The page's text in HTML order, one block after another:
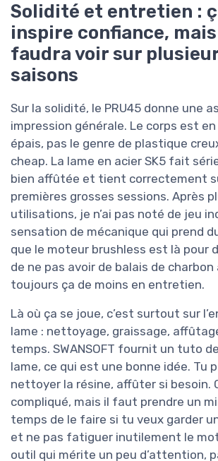
Solidité et entretien :
inspire confiance,
faudra voir sur
saisons
Sur la solidité, le PRU45 donne une
impression générale. Le corps est
épais, pas le genre de plastique
cheap. La lame en acier SK5 fait
bien affûtée et tient correctement
premières grosses sessions. Après
utilisations, je n’ai pas noté de jeu
sensation de mécanique qui prend
que le moteur brushless est là pour
de ne pas avoir de balais de charbon
toujours ça de moins en entretien.
Là où ça se joue, c’est surtout sur
lame : nettoyage, graissage,
temps. SWANSOFT fournit un tuto
lame, ce qui est une bonne idée. Tu
nettoyer la résine, affûter si besoin.
compliqué, mais il faut prendre un
temps de le faire si tu veux garder
et ne pas fatiguer inutilement le
outil qui mérite un peu d’attention,